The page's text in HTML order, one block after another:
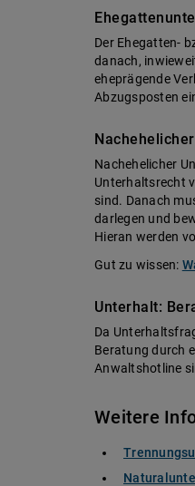
Der Ehegatten-
danach,
eheprägende
Abzugsposten
Nachehelicher
Unterhaltsrecht
sind. Danach
darlegen und
Hieran werden
Gut zu wissen:
Unterhalt:
Da
Beratung durch
Anwaltshotline
Weitere